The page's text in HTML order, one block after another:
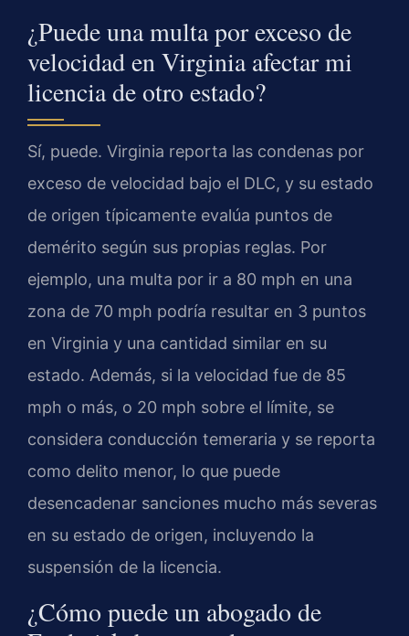
¿Puede una multa por exceso de
velocidad en Virginia afectar mi
licencia de otro estado?
Sí, puede. Virginia reporta las condenas por
exceso de velocidad bajo el DLC, y su estado
de origen típicamente evalúa puntos de
demérito según sus propias reglas. Por
ejemplo, una multa por ir a 80 mph en una
zona de 70 mph podría resultar en 3 puntos
en Virginia y una cantidad similar en su
estado. Además, si la velocidad fue de 85
mph o más, o 20 mph sobre el límite, se
considera conducción temeraria y se reporta
como delito menor, lo que puede
desencadenar sanciones mucho más severas
en su estado de origen, incluyendo la
suspensión de la licencia.
¿Cómo puede un abogado de